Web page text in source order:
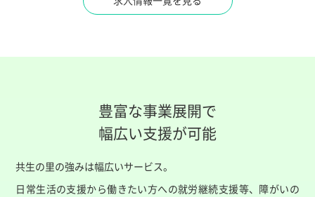
豊富な事業展開で
幅広い支援が可能
共生の里の強みは幅広いサービス。
日常生活の支援から働きたい方への就労継続支援等、障がいの